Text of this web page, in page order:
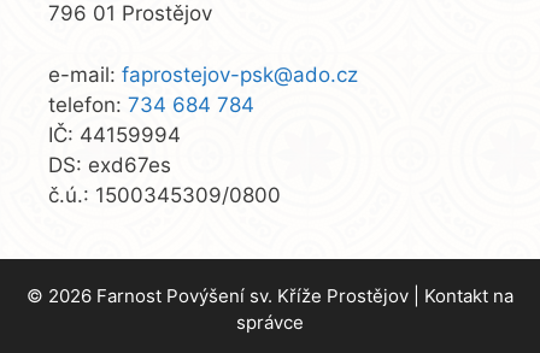
796 01 Prostějov
e-mail: faprostejov-psk@ado.cz
telefon: 734 684 784
IČ: 44159994
DS: exd67es
č.ú.: 1500345309/0800
© 2026 Farnost Povýšení sv. Kříže Prostějov | Kontakt na
správce